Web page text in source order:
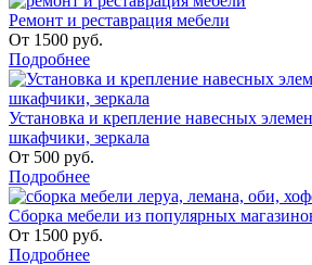
Ремонт и реставрация мебели
От 1500 руб.
Подробнее
Установка и крепление навесных
шкафчики, зеркала
От 500 руб.
Подробнее
Сборка мебели из популярных
От 1500 руб.
Подробнее